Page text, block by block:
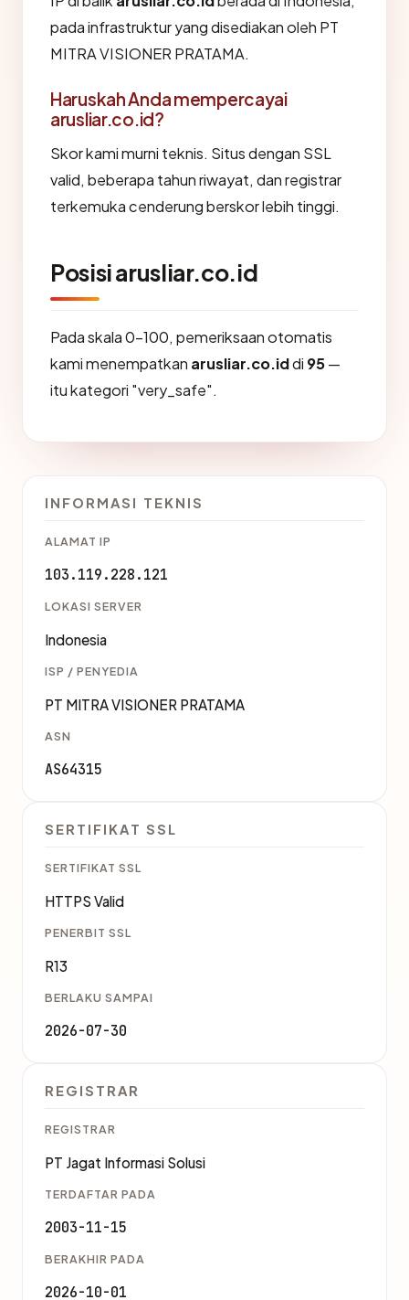
pada infrastruktur yang disediakan oleh PT
MITRA VISIONER PRATAMA.
Haruskah Anda mempercayai
arusliar.co.id?
Skor kami murni teknis. Situs dengan SSL
valid, beberapa tahun riwayat, dan registrar
terkemuka cenderung berskor lebih tinggi.
Posisi arusliar.co.id
Pada skala 0-100, pemeriksaan otomatis
kami menempatkan arusliar.co.iddi 95—
itu kategori "very_safe".
INFORMASI TEKNIS
ALAMAT IP
103.119.228.121
LOKASI SERVER
Indonesia
ISP / PENYEDIA
PT MITRA VISIONER PRATAMA
ASN
AS64315
SERTIFIKAT SSL
SERTIFIKAT SSL
HTTPS Valid
PENERBIT SSL
R13
BERLAKU SAMPAI
2026-07-30
REGISTRAR
REGISTRAR
PT Jagat Informasi Solusi
TERDAFTAR PADA
2003-11-15
BERAKHIR PADA
2026-10-01